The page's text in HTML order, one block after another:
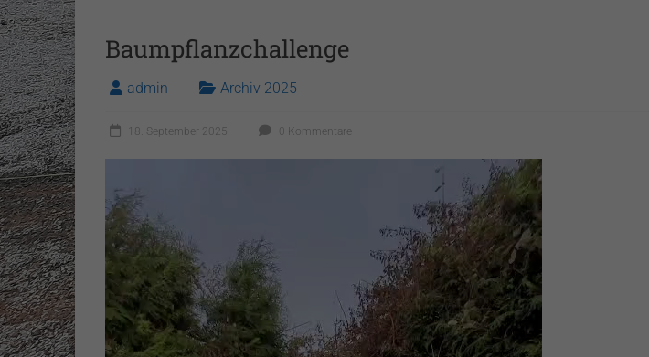
Baumpflanzchallenge
admin Archiv 2025
18. September 2025 0 Kommentare